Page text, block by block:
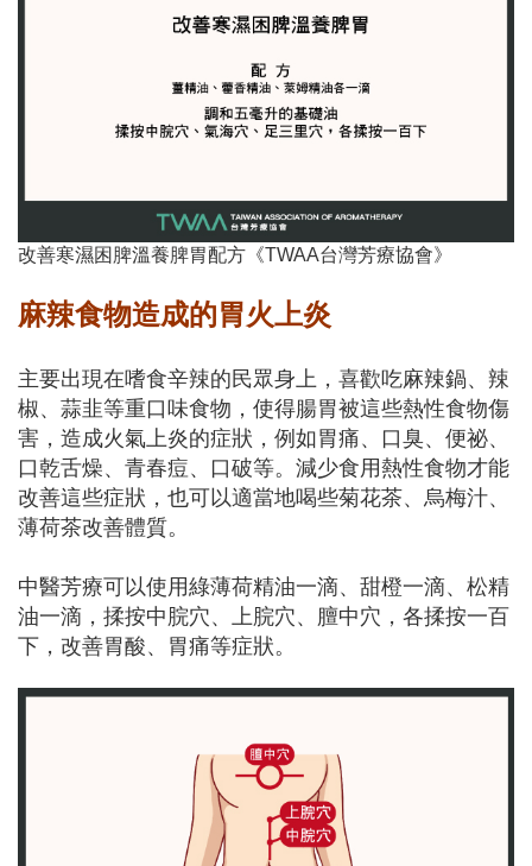
改善寒濕困脾溫養脾胃配方 《TWAA台灣芳療協會》
麻辣食物造成的胃火上炎
主要出現在嗜食辛辣的民眾身上，喜歡吃麻辣鍋、辣
椒、蒜韭等重口味食物，使得腸胃被這些熱性食物傷
害，造成火氣上炎的症狀，例如胃痛、口臭、便祕、
口乾舌燥、青春痘、口破等。減少食用熱性食物才能
改善這些症狀，也可以適當地喝些菊花茶、烏梅汁、
薄荷茶改善體質。
中醫芳療可以使用綠薄荷精油一滴、甜橙一滴、松精
油一滴，揉按中脘穴、上脘穴、膻中穴，各揉按一百
下，改善胃酸、胃痛等症狀。